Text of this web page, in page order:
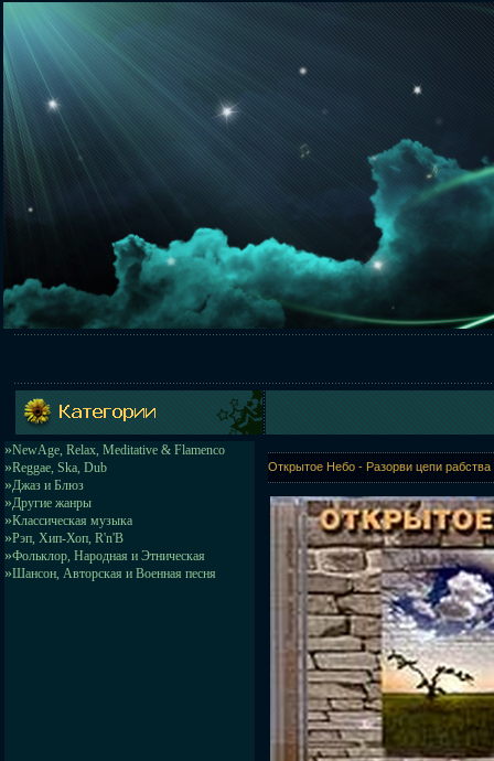
»NewAge, Relax, Meditative & Flamenco
»Reggae, Ska, Dub
»Джаз и Блюз
»Другие жанры
»Классическая музыка
»Рэп, Хип-Хоп, R'n'B
»Фольклор, Народная и Этническая
»Шансон, Авторская и Военная песня
Открытое Небо - Разорви цепи